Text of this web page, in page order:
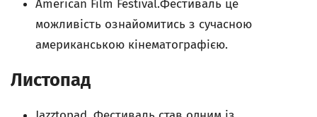
American Film Festival.Фестиваль це
можливість ознайомитись з сучасною
американською кінематографією.
Листопад